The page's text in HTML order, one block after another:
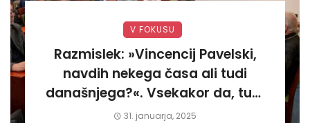
V FOKUSU
Razmislek: »Vincencij Pavelski,
navdih nekega časa ali tudi
današnjega?«. Vsekakor da, tudi
današnjega«
31. januarja, 2025